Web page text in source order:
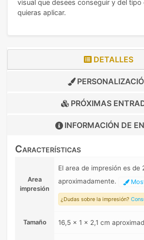
visual que desees conseguir y del tipo
quieras aplicar.
DETALLES
PRÓXIMAS
INFORMACIÓN DE
Características
Area
impresión
El area de impresión es de
aproximadamente.
¿Dudas sobre la impresión?
Tamaño 16,5 x 1 x 2,1 cm